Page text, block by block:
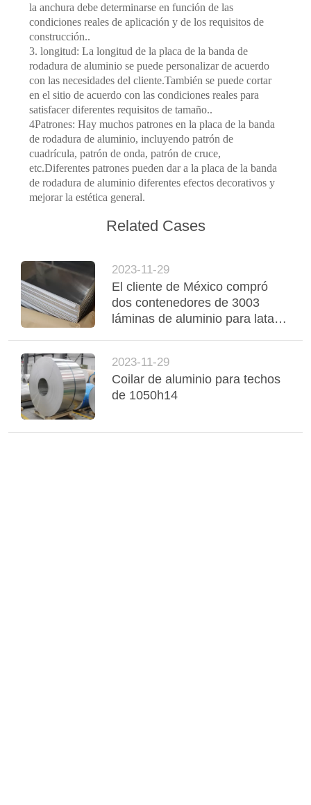
MAPA
DEL
SITIO
PRIVACY
POLICY
la anchura debe determinarse en función de las
condiciones reales de aplicación y de los requisitos de
construcción..
3. longitud: La longitud de la placa de la banda de
rodadura de aluminio se puede personalizar de acuerdo
con las necesidades del cliente.También se puede cortar
en el sitio de acuerdo con las condiciones reales para
satisfacer diferentes requisitos de tamaño..
4Patrones: Hay muchos patrones en la placa de la banda
de rodadura de aluminio, incluyendo patrón de
cuadrícula, patrón de onda, patrón de cruce,
etc.Diferentes patrones pueden dar a la placa de la banda
de rodadura de aluminio diferentes efectos decorativos y
mejorar la estética general.
Related Cases
2023-11-29
El cliente de México compró
dos contenedores de 3003
láminas de aluminio para latas
2023-11-29
Coilar de aluminio para techos
de 1050h14